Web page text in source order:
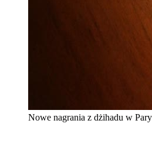
Nowe nagrania z dżihadu w